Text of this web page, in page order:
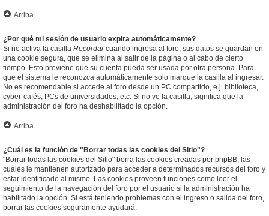
Arriba
¿Por qué mi sesión de usuario expira automáticamente?
Si no activa la casilla Recordarcuando ingresa al foro, sus datos se guardan en
una cookie segura, que se elimina al salir de la página o al cabo de cierto
tiempo. Esto previene que su cuenta pueda ser usada por otra persona. Para
que el sistema le reconozca automáticamente solo marque la casilla al ingresar.
No es recomendable si accede al foro desde un PC compartido, e.j. biblioteca,
cyber-cafés, PCs de universidades, etc. Si no ve la casilla, significa que la
administración del foro ha deshabilitado la opción.
Arriba
¿Cuál es la función de "Borrar todas las cookies del Sitio"?
"Borrar todas las cookies del Sitio" borra las cookies creadas por phpBB, las
cuales le mantienen autorizado para acceder a determinados recursos del foro y
estar identificado al mismo. Las cookies proveen funciones como leer el
seguimiento de la navegación del foro por el usuario si la administración ha
habilitado la opción. Si está teniendo problemas con el ingreso o salida del foro,
borrar las cookies seguramente ayudará.